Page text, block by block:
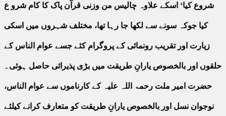
شروع کیا‘ اسکے علاوہ چالیس من وزنی قرآن پاک کا کام شرو ع
کیا جوکہ سونے سے لکھا جا رہا تھا، مختلف شہروں میں اسکی
زیارت اور تقریب رونمائی کے پروگرام کئے جسے عوام الناس کے
حلقوں اور بالخصوص یارانِ طریقت میں بڑی پذیرائی حاصل ہوئی۔
حضرت امیر ملت رحمۃ اللہ علیہ کے کارناموں سے عوام الناس،
نوجوان نسل اور بالخصوص یارانِ طریقت کو متعارف کرانے کیلئے